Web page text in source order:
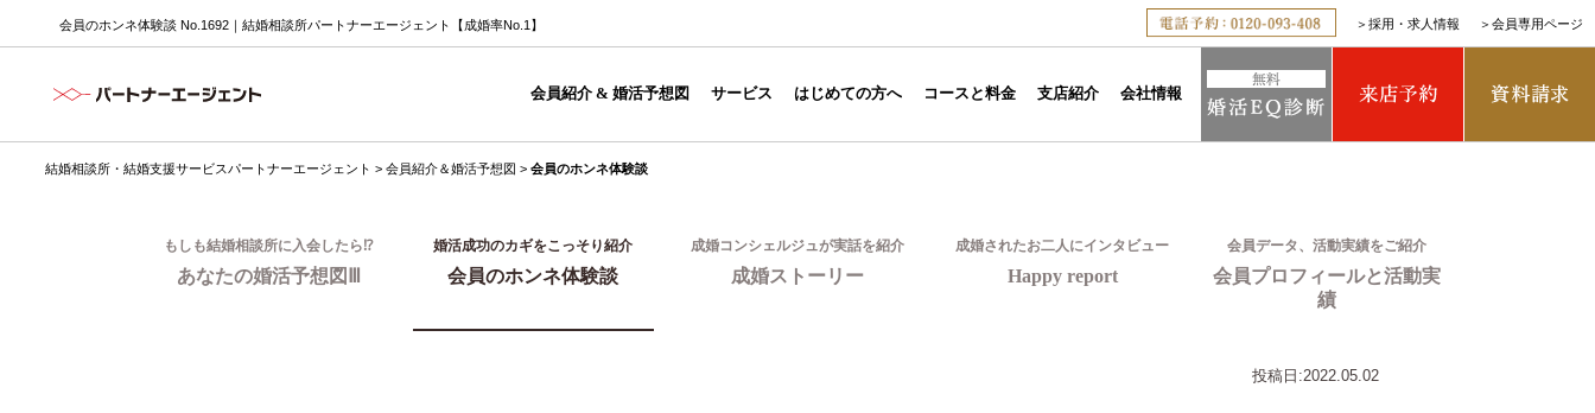
会員のホンネ体験談 No.1692｜結婚相談所パートナーエージェント【成婚率No.1】 ＞ 採用・求人情報 ＞ 会員専用ページ
会員紹介 & 婚活予想図 サービス はじめての方へ コースと料金 支店紹介 会社情報
結婚相談所・結婚支援サービスパートナーエージェント > 会員紹介＆婚活予想図 > 会員のホンネ体験談
もしも結婚相談所に入会したら⁉
あなたの婚活予想図Ⅲ
婚活成功のカギをこっそり紹介
会員のホンネ体験談
成婚コンシェルジュが実話を紹介
成婚ストーリー
成婚されたお二人にインタビュー
Happy report
会員データ、活動実績をご紹介
会員プロフィールと活動実
績
投稿日:2022.05.02